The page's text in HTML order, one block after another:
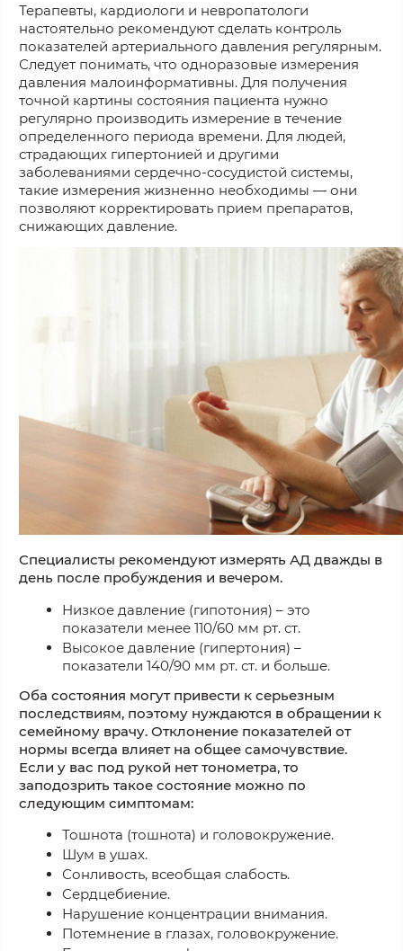
Терапевты, кардиологи и невропатологи
настоятельно рекомендуют сделать контроль
показателей артериального давления регулярным.
Следует понимать, что одноразовые измерения
давления малоинформативны. Для получения
точной картины состояния пациента нужно
регулярно производить измерение в течение
определенного периода времени. Для людей,
страдающих гипертонией и другими
заболеваниями сердечно-сосудистой системы,
такие измерения жизненно необходимы — они
позволяют корректировать прием препаратов,
снижающих давление.
Специалисты рекомендуют измерять АД дважды в
день после пробуждения и вечером.
Низкое давление (гипотония) – это
показатели менее 110/60 мм рт. ст.
Высокое давление (гипертония) –
показатели 140/90 мм рт. ст. и больше.
Оба состояния могут привести к серьезным
последствиям, поэтому нуждаются в обращении к
семейному врачу. Отклонение показателей от
нормы всегда влияет на общее самочувствие.
Если у вас под рукой нет тонометра, то
заподозрить такое состояние можно по
следующим симптомам:
Тошнота (тошнота) и головокружение.
Шум в ушах.
Сонливость, всеобщая слабость.
Сердцебиение.
Нарушение концентрации внимания.
Потемнение в глазах, головокружение.